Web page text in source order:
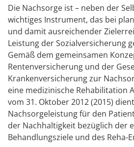
Die Nachsorge ist – neben der
wichtiges Instrument, das bei
und damit ausreichender
Leistung der Sozialversicherung
Gemäß dem gemeinsamen
Rentenversicherung und der
Krankenversicherung zur
eine medizinische Rehabilitation
vom 31. Oktober 2012 (2015)
Nachsorgeleistung für den
der Nachhaltigkeit bezüglich der
Behandlungsziele und des Reha-